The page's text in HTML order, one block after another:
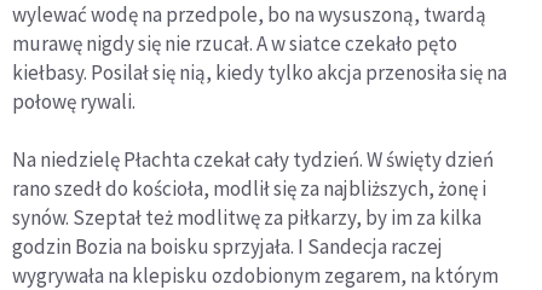
wylewać wodę na przedpole, bo na wysuszoną, twardą
murawę nigdy się nie rzucał. A w siatce czekało pęto
kiełbasy. Posilał się nią, kiedy tylko akcja przenosiła się na
połowę rywali.
Na niedzielę Płachta czekał cały tydzień. W święty dzień
rano szedł do kościoła, modlił się za najbliższych, żonę i
synów. Szeptał też modlitwę za piłkarzy, by im za kilka
godzin Bozia na boisku sprzyjała. I Sandecja raczej
wygrywała na klepisku ozdobionym zegarem, na którym